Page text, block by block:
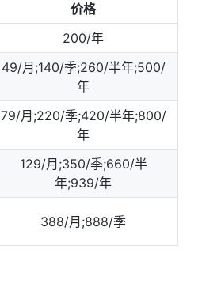
价格
200/年
49/月;140/季;260/半年;500/
年
79/月;220/季;420/半年;800/
年
129/月;350/季;660/半
年;939/年
388/月;888/季